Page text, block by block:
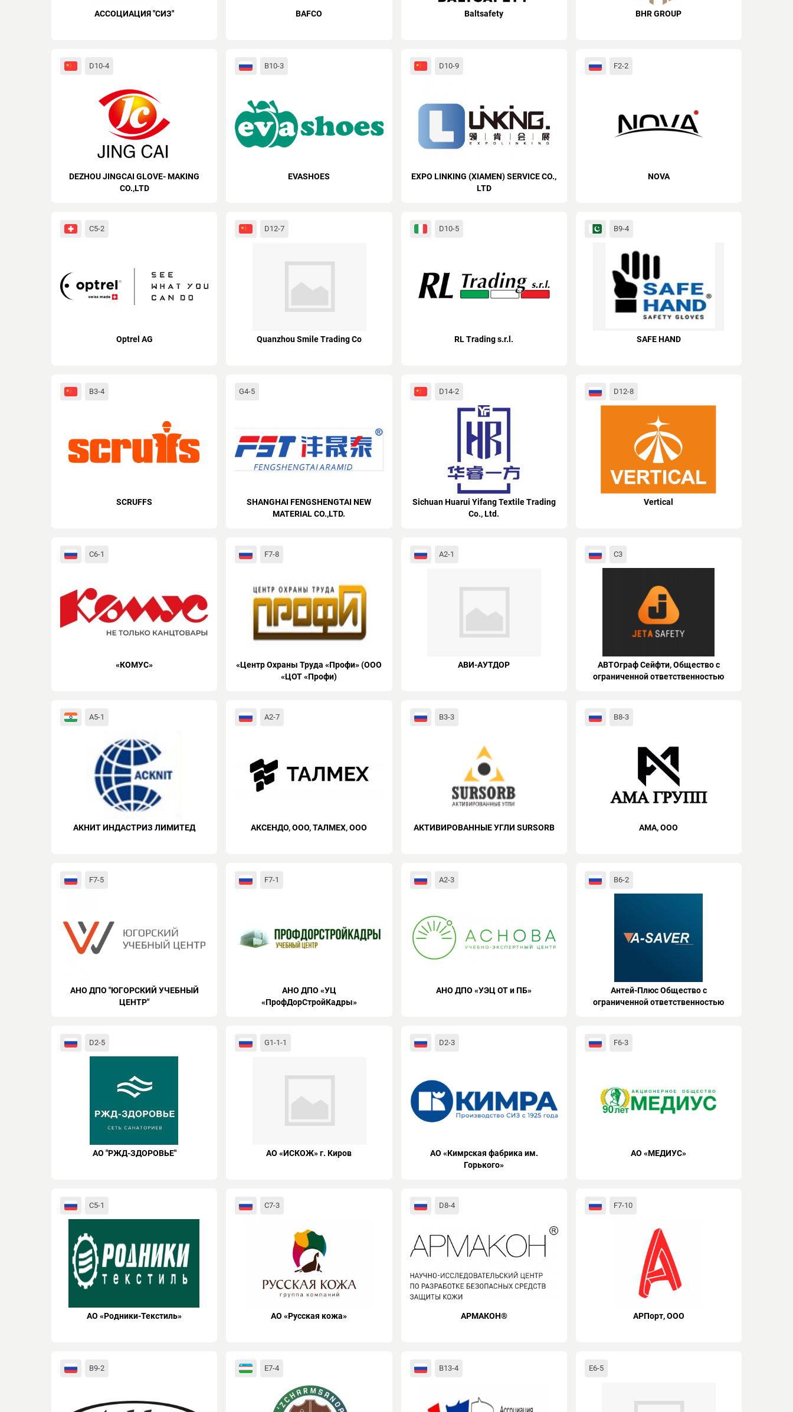
АССОЦИАЦИЯ "СИЗ" BAFCO Baltsafety BHR GROUP
D10-4
DEZHOU JINGCAI GLOVE- MAKING
CO.,LTD
B10-3
EVASHOES
D10-9
EXPO LINKING (XIAMEN) SERVICE CO.,
LTD
F2-2
NOVA
C5-2
Optrel AG
D12-7
Quanzhou Smile Trading Co
D10-5
RL Trading s.r.l.
B9-4
SAFE HAND
B3-4
SCRUFFS
G4-5
SHANGHAI FENGSHENGTAI NEW
MATERIAL CO.,LTD.
D14-2
Sichuan Huarui Yifang Textile Trading
Co., Ltd.
D12-8
Vertical
C6-1
«КОМУС»
F7-8
«Центр Охраны Труда «Профи» (ООО
«ЦОТ «Профи)
A2-1
АВИ-АУТДОР
C3
АВТОграф Сейфти, Общество с
ограниченной ответственностью
A5-1
АКНИТ ИНДАСТРИЗ ЛИМИТЕД
A2-7
АКСЕНДО, ООО, ТАЛМЕХ, ООО
B3-3
АКТИВИРОВАННЫЕ УГЛИ SURSORB
B8-3
АМА, ООО
F7-5
АНО ДПО "ЮГОРСКИЙ УЧЕБНЫЙ
ЦЕНТР"
F7-1
АНО ДПО «УЦ
«ПрофДорСтройКадры»
A2-3
АНО ДПО «УЭЦ ОТ и ПБ»
B6-2
Антей-Плюс Общество с
ограниченной ответственностью
D2-5
АО "РЖД-ЗДОРОВЬЕ"
G1-1-1
АО «ИСКОЖ» г. Киров
D2-3
АО «Кимрская фабрика им.
Горького»
F6-3
АО «МЕДИУС»
C5-1
АО «Родники-Текстиль»
C7-3
АО «Русская кожа»
D8-4
АРМАКОН®
F7-10
АРПорт, ООО
B9-2 E7-4 B13-4 E6-5